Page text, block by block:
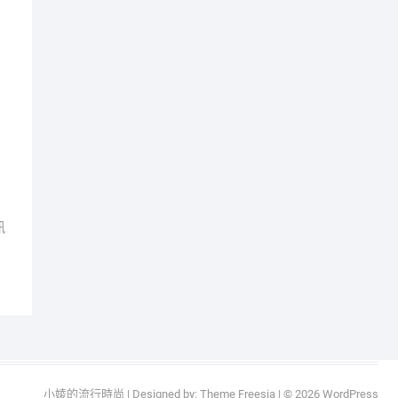
小婈的流行時尚 | Designed by: Theme Freesia | © 2026 WordPress